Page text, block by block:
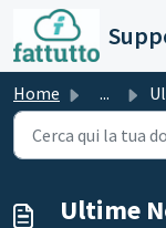
Salta al
Home ...
Ultime